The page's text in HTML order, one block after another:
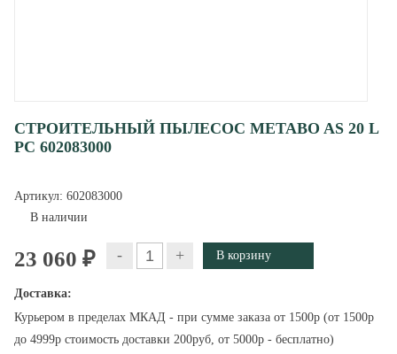
СТРОИТЕЛЬНЫЙ ПЫЛЕСОС METABO AS 20 L
PC 602083000
Артикул: 602083000
В наличии
23 060 ₽ - +
Доставка:
Курьером в пределах МКАД - при сумме заказа от 1500р (от 1500р
до 4999р стоимость доставки 200руб, от 5000р - бесплатно)